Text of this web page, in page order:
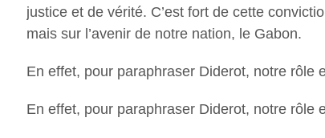
justice et de vérité. C’est fort de cette
mais sur l’avenir de notre nation, le Gabon.
En effet, pour paraphraser Diderot, notre rôle
En effet, pour paraphraser Diderot, notre rôle